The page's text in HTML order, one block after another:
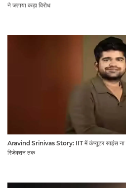
ने जताया कड़ा विरोध
Aravind Srinivas Story: IIT में कंप्यूटर साइंस ना
रिजेक्शन तक